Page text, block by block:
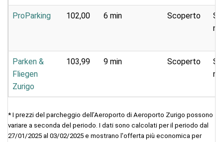
ProParking 102,00 6 min Scoperto
Parken &
Fliegen
Zurigo
103,99 9 min Scoperto
* I prezzi del parcheggio dell’Aeroporto di Aeroporto Zurigo possono
variare a seconda del periodo. I dati sono calcolati per il periodo dal
27/01/2025 al 03/02/2025 e mostrano l'offerta più economica per